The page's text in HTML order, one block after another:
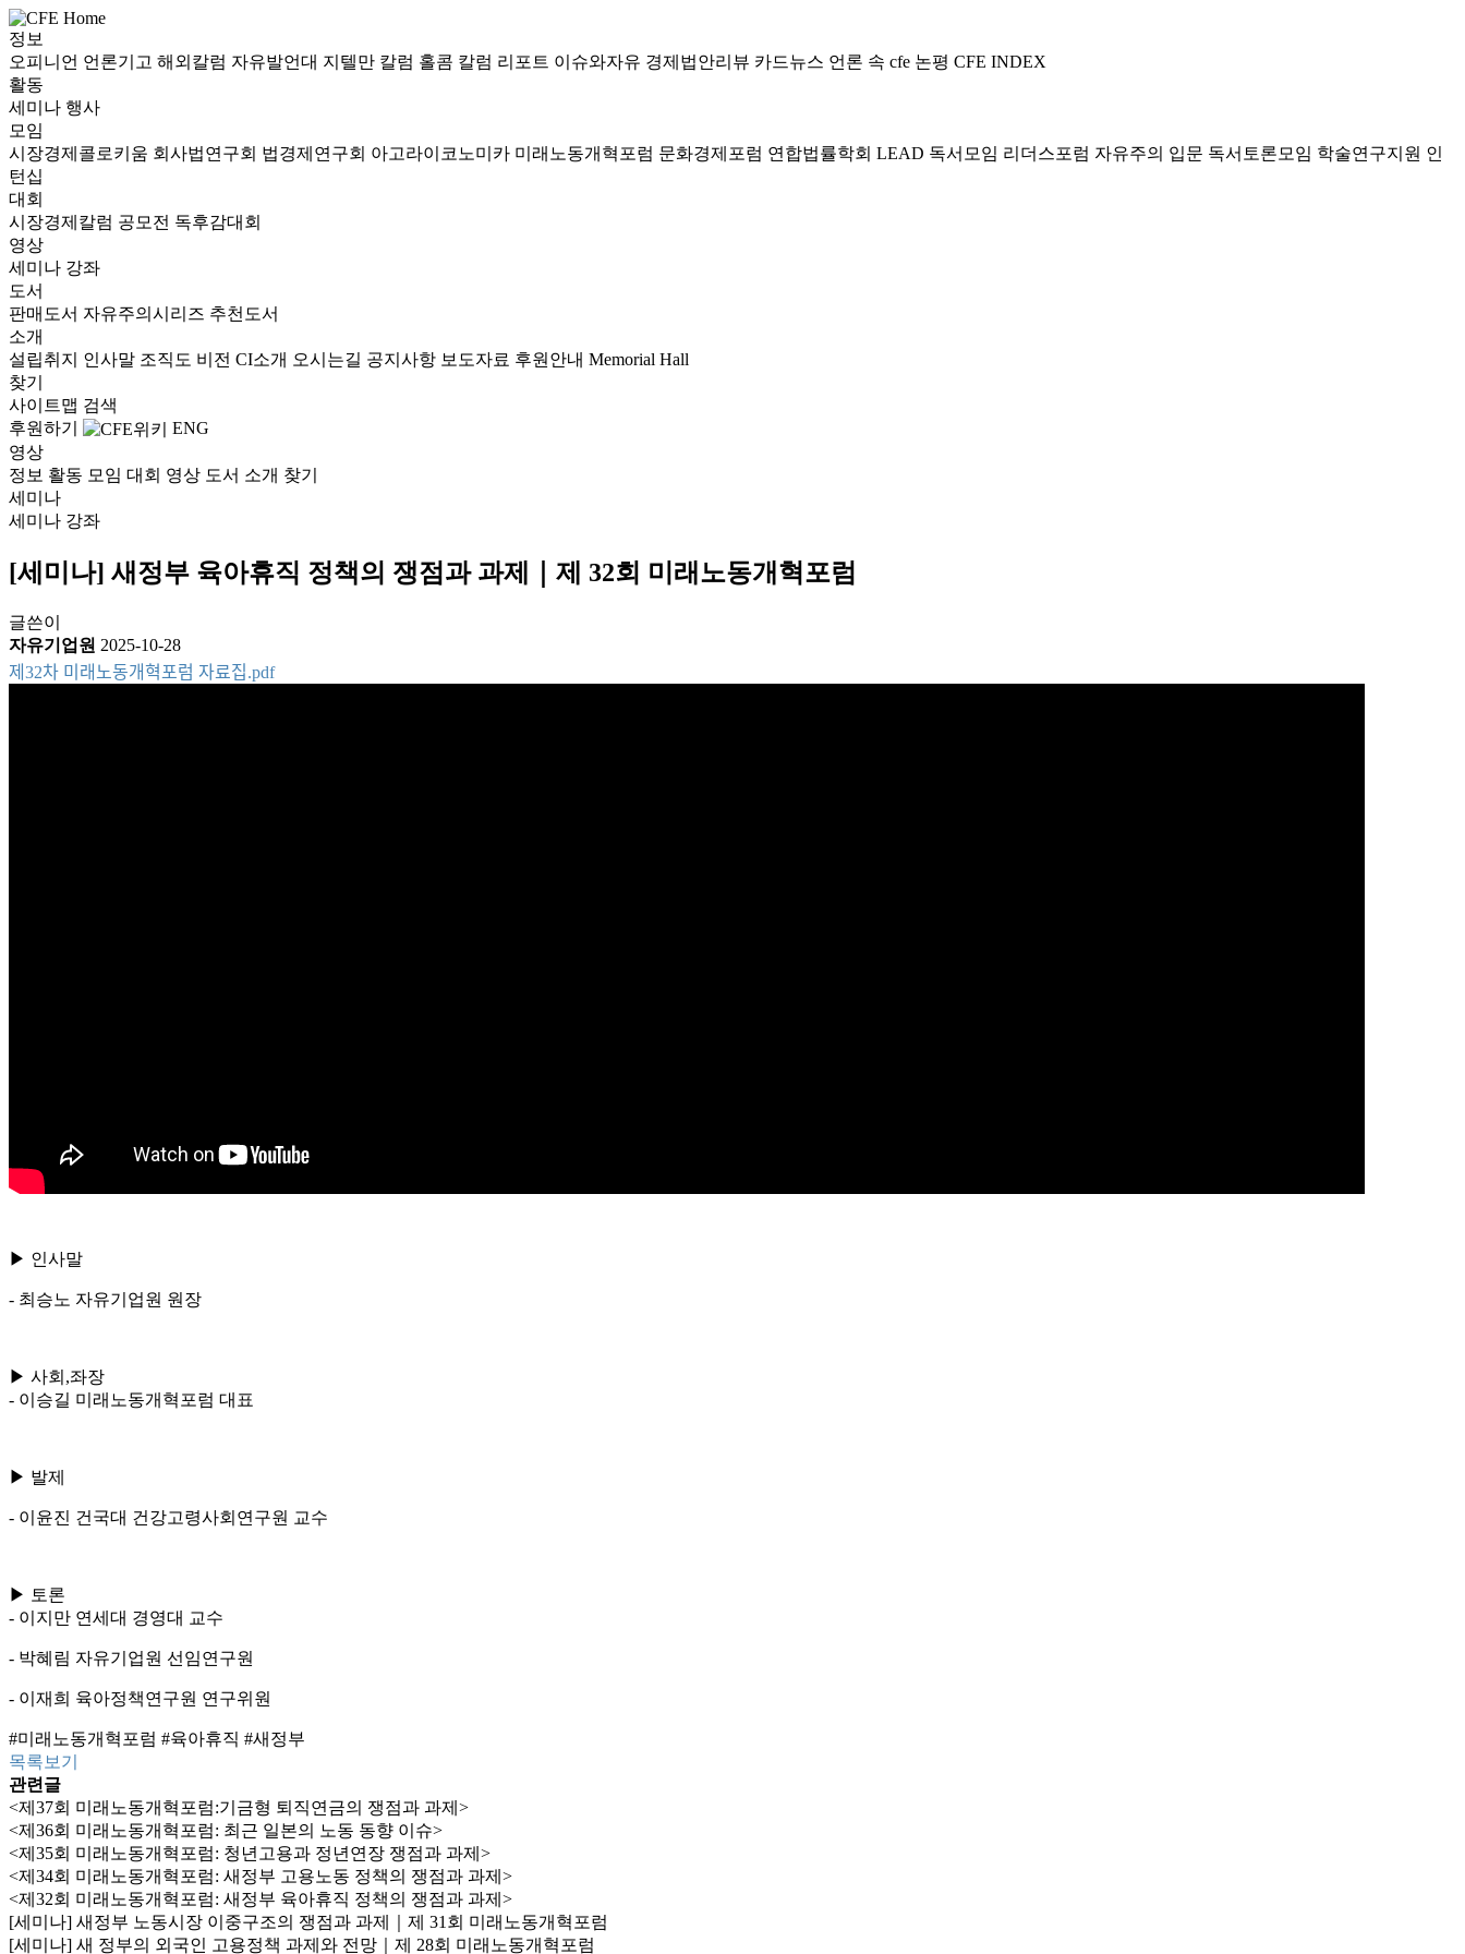
정보
오피니언 언론기고 해외칼럼 자유발언대 지텔만 칼럼 홀콤 칼럼 리포트 이슈와자유 경제법안리뷰 카드뉴스 언론 속 cfe 논평 CFE INDEX
활동
세미나 행사
모임
시장경제콜로키움 회사법연구회 법경제연구회 아고라이코노미카 미래노동개혁포럼 문화경제포럼 연합법률학회 LEAD 독서모임 리더스포럼 자유주의 입문 독서토론모임 학술연구지원 인
턴십
대회
시장경제칼럼 공모전 독후감대회
영상
세미나 강좌
도서
판매도서 자유주의시리즈 추천도서
소개
설립취지 인사말 조직도 비전 CI소개 오시는길 공지사항 보도자료 후원안내 Memorial Hall
찾기
사이트맵 검색
후원하기
ENG
영상
정보 활동 모임 대회 영상 도서 소개 찾기
세미나
세미나 강좌
[세미나] 새정부 육아휴직 정책의 쟁점과 과제｜제 32회 미래노동개혁포럼
글쓴이
자유기업원 2025-10-28
제32차 미래노동개혁포럼 자료집.pdf
▶ 인사말
- 최승노 자유기업원 원장
▶ 사회,좌장
- 이승길 미래노동개혁포럼 대표
▶ 발제
- 이윤진 건국대 건강고령사회연구원 교수
▶ 토론
- 이지만 연세대 경영대 교수
- 박혜림 자유기업원 선임연구원
- 이재희 육아정책연구원 연구위원
#미래노동개혁포럼 #육아휴직 #새정부
목록보기
관련글
<제37회 미래노동개혁포럼:기금형 퇴직연금의 쟁점과 과제>
<제36회 미래노동개혁포럼: 최근 일본의 노동 동향 이슈>
<제35회 미래노동개혁포럼: 청년고용과 정년연장 쟁점과 과제>
<제34회 미래노동개혁포럼: 새정부 고용노동 정책의 쟁점과 과제>
<제32회 미래노동개혁포럼: 새정부 육아휴직 정책의 쟁점과 과제>
[세미나] 새정부 노동시장 이중구조의 쟁점과 과제｜제 31회 미래노동개혁포럼
[세미나] 새 정부의 외국인 고용정책 과제와 전망｜제 28회 미래노동개혁포럼